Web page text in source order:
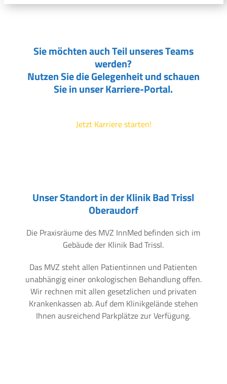
Sie möchten auch Teil unseres Teams
werden?
Nutzen Sie die Gelegenheit und schauen
Sie in unser Karriere-Portal.
Jetzt Karriere starten!
Unser Standort in der Klinik Bad Trissl
Oberaudorf
Die Praxisräume des MVZ InnMed befinden sich im
Gebäude der Klinik Bad Trissl.
Das MVZ steht allen Patientinnen und Patienten
unabhängig einer onkologischen Behandlung offen.
Wir rechnen mit allen gesetzlichen und privaten
Krankenkassen ab. Auf dem Klinikgelände stehen
Ihnen ausreichend Parkplätze zur Verfügung.